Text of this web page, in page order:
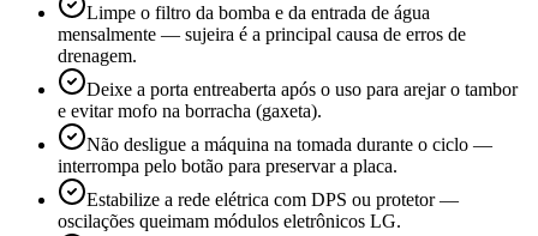
Limpe o filtro da bomba e da entrada de água
mensalmente — sujeira é a principal causa de erros de
drenagem.
Deixe a porta entreaberta após o uso para arejar o tambor
e evitar mofo na borracha (gaxeta).
Não desligue a máquina na tomada durante o ciclo —
interrompa pelo botão para preservar a placa.
Estabilize a rede elétrica com DPS ou protetor —
oscilações queimam módulos eletrônicos LG.